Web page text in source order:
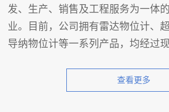
发、生产、销售及工程服务为一体
业。目前，公司拥有雷达物位计、
导纳物位计等一系列产品，均经过
查看更多